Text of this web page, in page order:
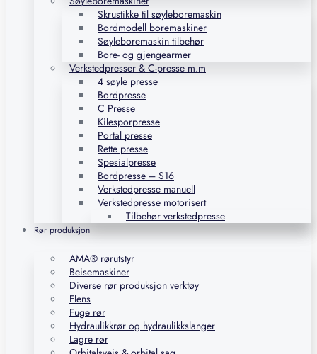
Skrustikke til søyleboremaskin
Bordmodell boremaskiner
Søyleboremaskin tilbehør
Bore- og gjengearmer
Verkstedpresser & C-presse m.m
4 søyle presse
Bordpresse
C Presse
Kilesporpresse
Portal presse
Rette presse
Spesialpresse
Bordpresse – S16
Verkstedpresse manuell
Verkstedpresse motorisert
Tilbehør verkstedpresse
Rør produksjon
AMA® rørutstyr
Beisemaskiner
Diverse rør produksjon verktøy
Flens
Fuge rør
Hydraulikkrør og hydraulikkslanger
Lagre rør